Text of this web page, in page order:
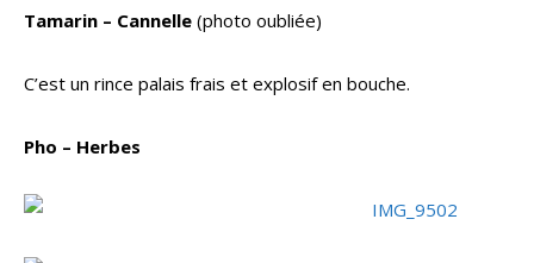
Tamarin – Cannelle (photo oubliée)
C’est un rince palais frais et explosif en bouche.
Pho – Herbes